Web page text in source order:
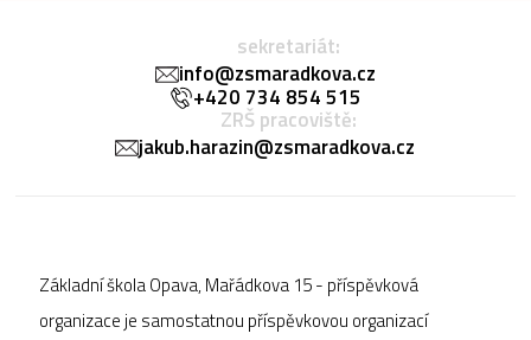
sekretariát:
info@zsmaradkova.cz
+420 734 854 515
ZRŠ pracoviště:
jakub.harazin@zsmaradkova.cz
Základní škola Opava, Mařádkova 15 - příspěvková
organizace je samostatnou příspěvkovou organizací